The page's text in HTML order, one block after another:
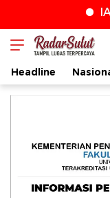
radarsulut.com
Headline